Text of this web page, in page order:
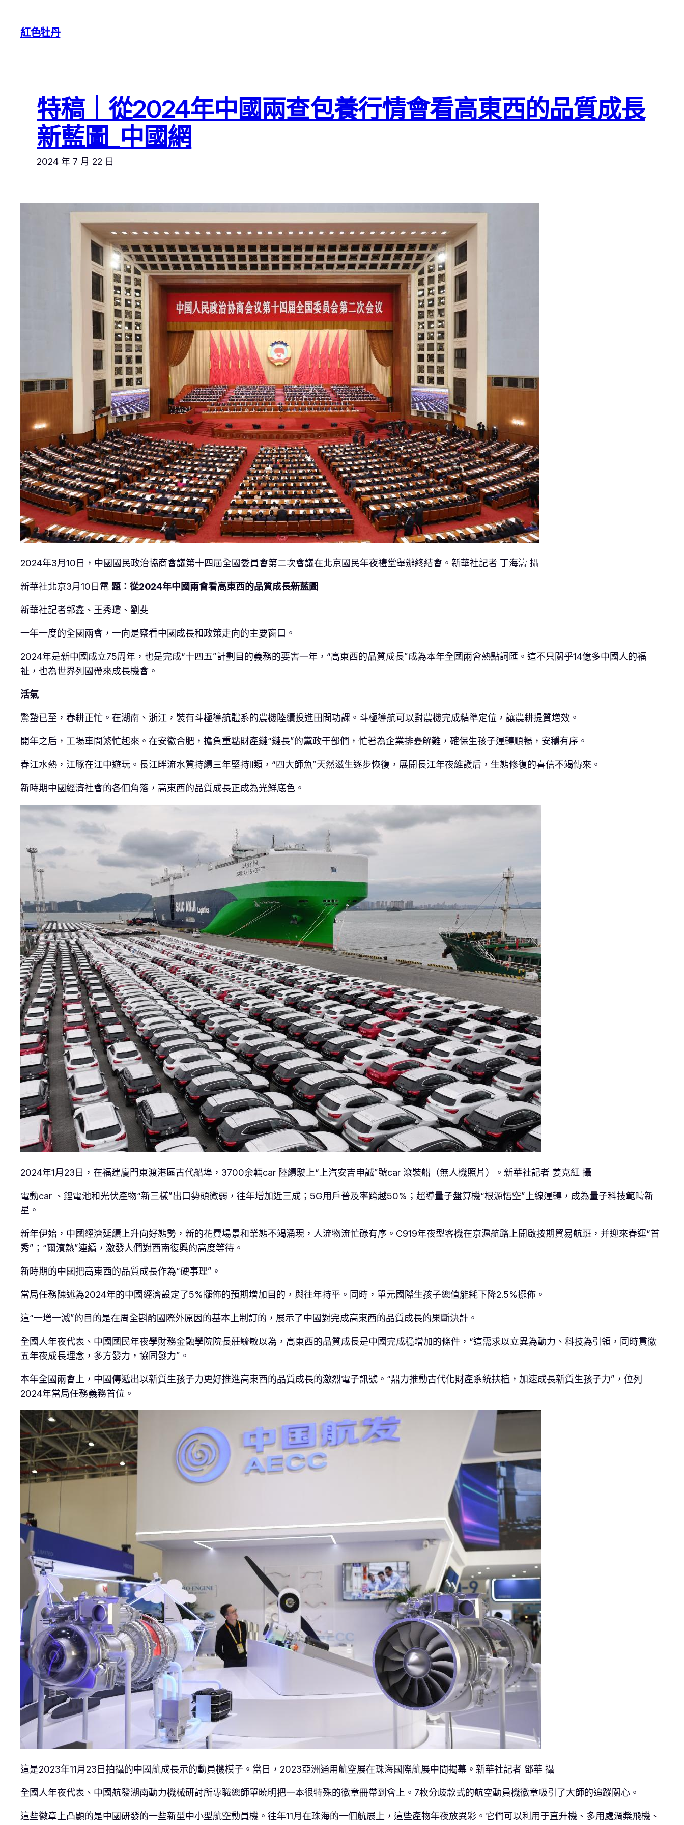
紅色牡丹
特稿｜從2024年中國兩查包養行情會看高東西的品質成長
新藍圖_中國網
2024 年 7 月 22 日
2024年3月10日，中國國民政治協商會議第十四屆全國委員會第二次會議在北京國民年夜禮堂舉辦終結會。新華社記者 丁海濤 攝
新華社北京3月10日電 題：從2024年中國兩會看高東西的品質成長新藍圖
新華社記者郭鑫、王秀瓊、劉斐
一年一度的全國兩會，一向是察看中國成長和政策走向的主要窗口。
2024年是新中國成立75周年，也是完成“十四五”計劃目的義務的要害一年，“高東西的品質成長”成為本年全國兩會熱點詞匯。這不只關乎14億多中國人的福
祉，也為世界列國帶來成長機會。
活氣
驚蟄已至，春耕正忙。在湖南、浙江，裝有斗極導航體系的農機陸續投進田間功課。斗極導航可以對農機完成精準定位，讓農耕提質增效。
開年之后，工場車間繁忙起來。在安徽合肥，擔負重點財產鏈“鏈長”的黨政干部們，忙著為企業排憂解難，確保生孩子運轉順暢，安穩有序。
春江水熱，江豚在江中遊玩。長江畔流水質持續三年堅持Ⅱ類，“四大師魚”天然滋生逐步恢復，展開長江年夜維護后，生態修復的喜信不竭傳來。
新時期中國經濟社會的各個角落，高東西的品質成長正成為光鮮底色。
2024年1月23日，在福建廈門東渡港區古代船埠，3700余輛car 陸續駛上“上汽安吉申誠”號car 滾裝船（無人機照片）。新華社記者 姜克紅 攝
電動car 、鋰電池和光伏產物“新三樣”出口勢頭微弱，往年增加近三成；5G用戶普及率跨越50%；超導量子盤算機“根源悟空”上線運轉，成為量子科技範疇新
星。
新年伊始，中國經濟延續上升向好態勢，新的花費場景和業態不竭涌現，人流物流忙碌有序。C919年夜型客機在京滬航路上開啟按期貿易航班，并迎來春運“首
秀”；“爾濱熱”連續，激發人們對西南復興的高度等待。
新時期的中國把高東西的品質成長作為“硬事理”。
當局任務陳述為2024年的中國經濟設定了5%擺佈的預期增加目的，與往年持平。同時，單元國際生孩子總值能耗下降2.5%擺佈。
這“一增一減”的目的是在周全斟酌國際外原因的基本上制訂的，展示了中國對完成高東西的品質成長的果斷決計。
全國人年夜代表、中國國民年夜學財務金融學院院長莊毓敏以為，高東西的品質成長是中國完成穩增加的條件，“這需求以立異為動力、科技為引領，同時貫徹
五年夜成長理念，多方發力，協同發力”。
本年全國兩會上，中國傳遞出以新質生孩子力更好推進高東西的品質成長的激烈電子訊號。“鼎力推動古代化財產系統扶植，加速成長新質生孩子力”，位列
2024年當局任務義務首位。
這是2023年11月23日拍攝的中國航成長示的動員機模子。當日，2023亞洲通用航空展在珠海國際航展中間揭幕。新華社記者 鄧華 攝
全國人年夜代表、中國航發湖南動力機械研討所專職總師單曉明把一本很特殊的徽章冊帶到會上。7枚分歧款式的航空動員機徽章吸引了大師的追蹤關心。
這些徽章上凸顯的是中國研發的一些新型中小型航空動員機。往年11月在珠海的一個航展上，這些產物年夜放異彩。它們可以利用于直升機、多用處渦槳飛機、